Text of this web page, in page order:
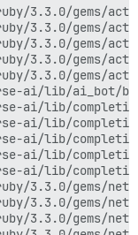
3.3.0/gems/
ruby/3.3.0/
3.3.0/gems/
3.3.0/gems/
3.3.0/gems/
ai/lib/
ai/lib/
ai/lib/
ai/lib/
ai/lib/
ai/lib/
ruby/3.3.0/
ruby/3.3.0/
ruby/3.3.0/